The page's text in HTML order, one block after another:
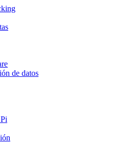
de datos